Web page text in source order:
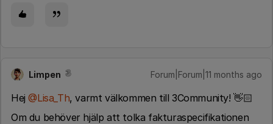
Limpen Forum|Forum|11 months ago
Hej ​@Lisa_Th, varmt välkommen till 3Community! 👋🏻
Om du behöver hjälp att tolka fakturaspecifikationen